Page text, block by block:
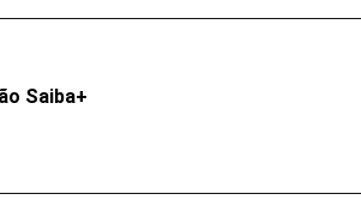
Saiba+